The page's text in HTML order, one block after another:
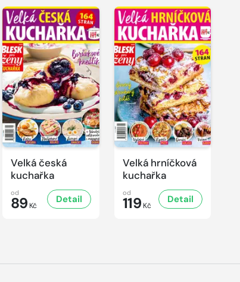
Velká česká
kuchařka
od
89 Kč
Detail
Velká hrníčková
kuchařka
od
119 Kč
Detail